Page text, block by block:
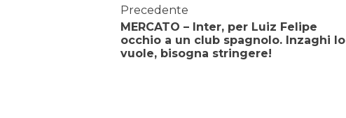
Precedente
MERCATO – Inter, per Luiz Felipe
occhio a un club spagnolo. Inzaghi lo
vuole, bisogna stringere!